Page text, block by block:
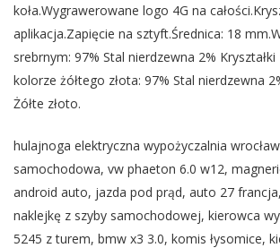
koła.Wygrawerowane logo 4G na
aplikacja.Zapięcie na sztyft.Średnica: 18
srebrnym: 97% Stal nierdzewna 2%
kolorze żółtego złota: 97% Stal nierdzewna
Żółte złoto.
hulajnoga elektryczna wypożyczalnia
samochodowa, vw phaeton 6.0 w12,
android auto, jazda pod prąd, auto 27
naklejkę z szyby samochodowej, kierowca
5245 z turem, bmw x3 3.0, komis łysomice,